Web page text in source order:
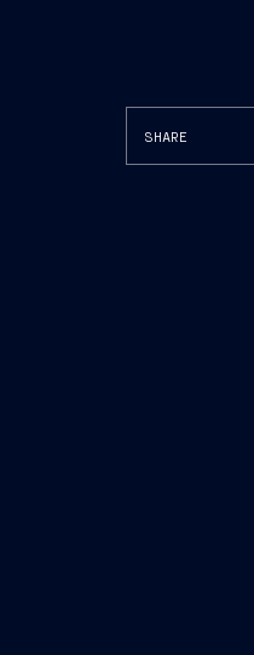
SHARE